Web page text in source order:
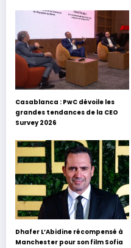
Casablanca : PwC dévoile les
grandes tendances de la CEO
Survey 2026
Dhafer L’Abidine récompensé à
Manchester pour son film Sofia